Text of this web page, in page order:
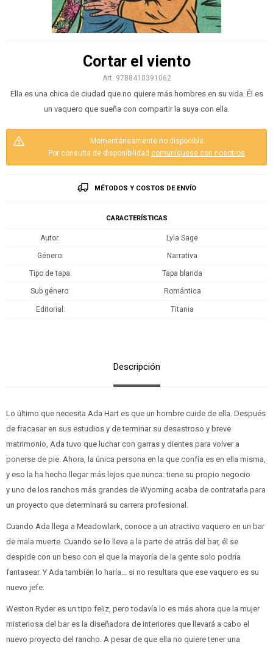
Cortar el viento
9788410391062
Ella es una chica de ciudad que no quiere más hombres en su vida. Él es
un vaquero que sueña con compartir la suya con ella.
Momentáneamente no disponible.
Por consulta de disponibilidad comuníquese con nosotros.
MÉTODOS Y COSTOS DE ENVÍO
CARACTERÍSTICAS
Autor Lyla Sage
Género Narrativa
Tipo de tapa Tapa blanda
Sub género Romántica
Editorial Titania
Descripción
Lo último que necesita Ada Hart es que un hombre cuide de ella. Después
de fracasar en sus estudios y de terminar su desastroso y breve
matrimonio, Ada tuvo que luchar con garras y dientes para volver a
ponerse de pie. Ahora, la única persona en la que confía es en ella misma,
y eso la ha hecho llegar más lejos que nunca: tiene su propio negocio
y uno de los ranchos más grandes de Wyoming acaba de contratarla para
un proyecto que determinará su carrera profesional.
Cuando Ada llega a Meadowlark, conoce a un atractivo vaquero en un bar
de mala muerte. Cuando se lo lleva a la parte de atrás del bar, él se
despide con un beso con el que la mayoría de la gente solo podría
fantasear. Y Ada también lo haría... si no resultara que ese vaquero es su
nuevo jefe.
Weston Ryder es un tipo feliz, pero todavía lo es más ahora que la mujer
misteriosa del bar es la diseñadora de interiores que llevará a cabo el
nuevo proyecto del rancho. A pesar de que ella no quiere tener una